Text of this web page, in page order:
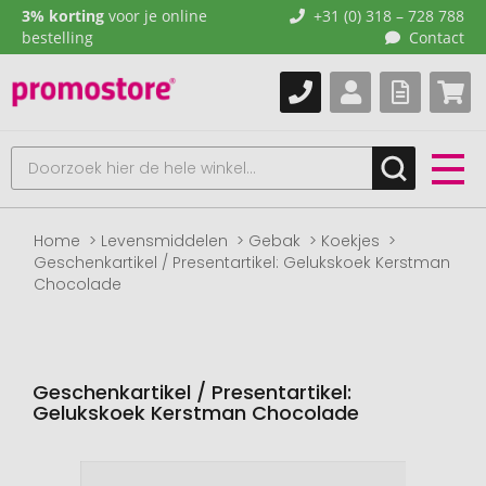
3% korting voor je online
bestelling
+31 (0) 318 – 728 788
Contact
Home Levensmiddelen Gebak
Koekjes
Geschenkartikel / Presentartikel: Gelukskoek Kerstman
Chocolade
Geschenkartikel / Presentartikel:
Gelukskoek Kerstman Chocolade